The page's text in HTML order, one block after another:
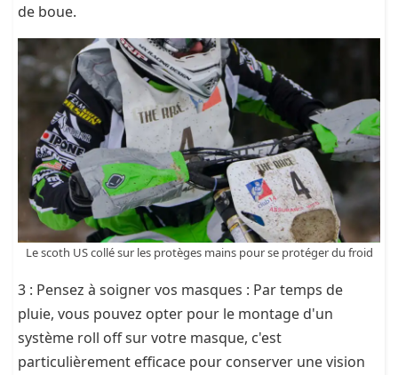
de boue.
Le scoth US collé sur les protèges mains pour se protéger du froid
3 : Pensez à soigner vos masques : Par temps de
pluie, vous pouvez opter pour le montage d'un
système roll off sur votre masque, c'est
particulièrement efficace pour conserver une vision